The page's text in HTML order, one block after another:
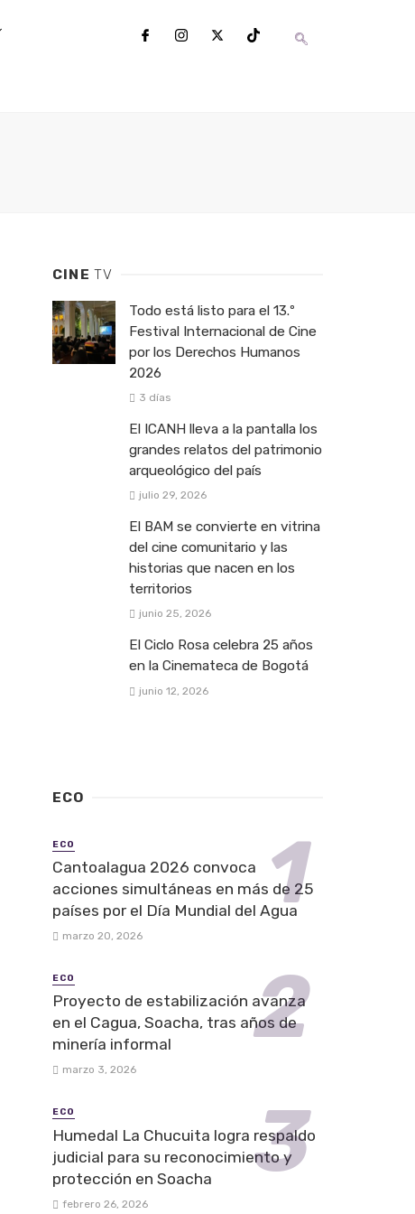
CINETV
Todo está listo para el 13.º
Festival Internacional de Cine
por los Derechos Humanos
2026
3 días
El ICANH lleva a la pantalla los
grandes relatos del patrimonio
arqueológico del país
julio 29, 2026
El BAM se convierte en vitrina
del cine comunitario y las
historias que nacen en los
territorios
junio 25, 2026
El Ciclo Rosa celebra 25 años
en la Cinemateca de Bogotá
junio 12, 2026
ECO
ECO
Cantoalagua 2026 convoca
acciones simultáneas en más de 25
países por el Día Mundial del Agua
marzo 20, 2026
ECO
Proyecto de estabilización avanza
en el Cagua, Soacha, tras años de
minería informal
marzo 3, 2026
ECO
Humedal La Chucuita logra respaldo
judicial para su reconocimiento y
protección en Soacha
febrero 26, 2026